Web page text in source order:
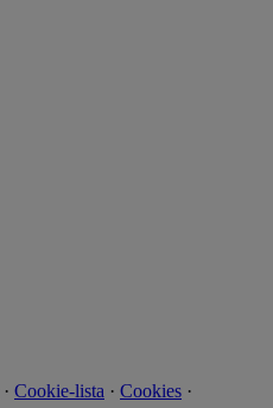
· Cookie-lista · Cookies ·